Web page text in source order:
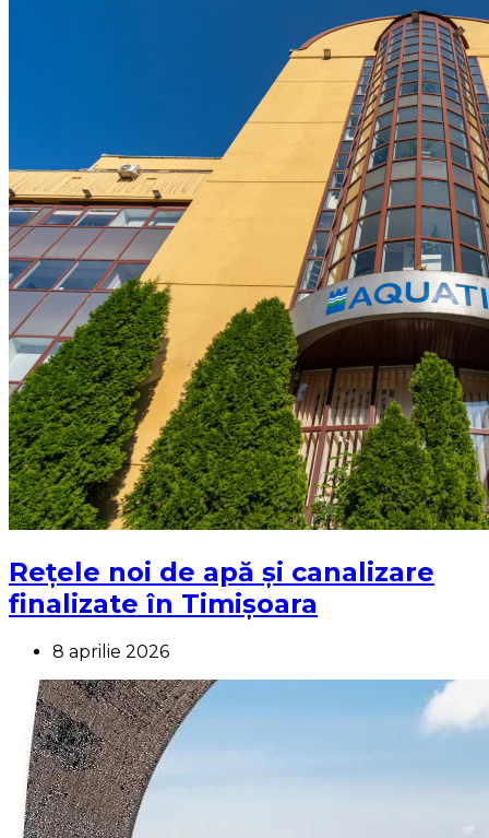
Rețele noi de apă și canalizare
finalizate în Timișoara
8 aprilie 2026